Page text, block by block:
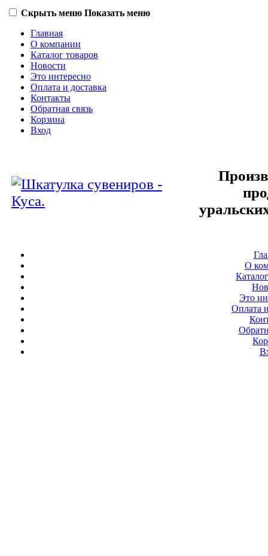
Скрыть меню Показать меню
Главная
О компании
Каталог товаров
Новости
Это интересно
Оплата и доставка
Контакты
Обратная связь
Корзина
Вход
О
Это
Оплата